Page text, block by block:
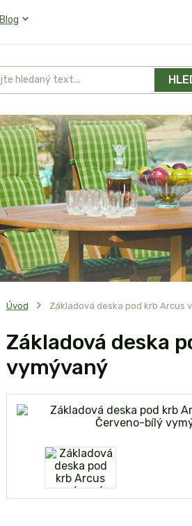
Blog
Úvod Základová deska pod krb Arcus
Základová deska
vymývaný